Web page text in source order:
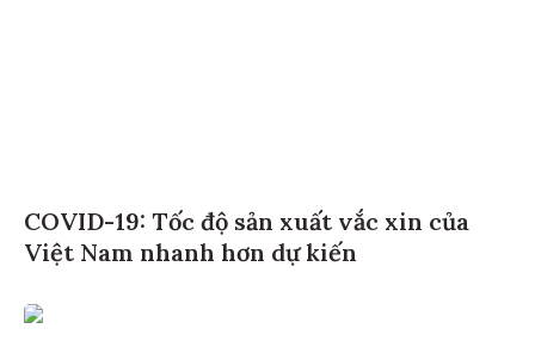
COVID-19: Tốc độ sản xuất vắc xin của
Việt Nam nhanh hơn dự kiến